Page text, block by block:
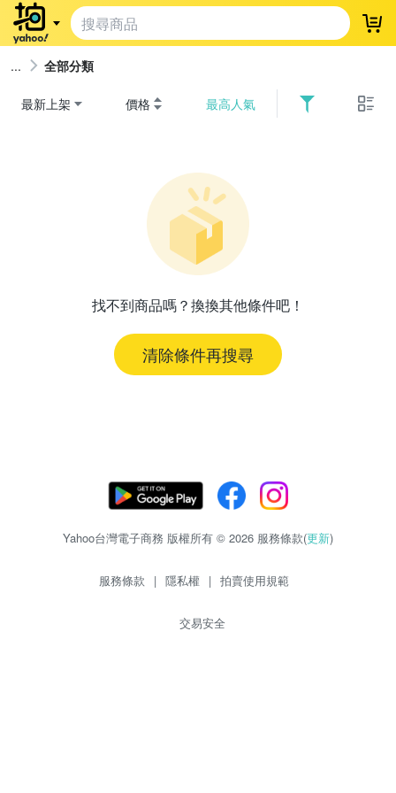
登
全部分類
最新上架 價格 最高人氣
找不到商品嗎？換換其他條件吧！
清除條件再搜尋
Yahoo台灣電子商務 版權所有 © 2026 服務條款(更新)
服務條款 | 隱私權 | 拍賣使用規範
交易安全